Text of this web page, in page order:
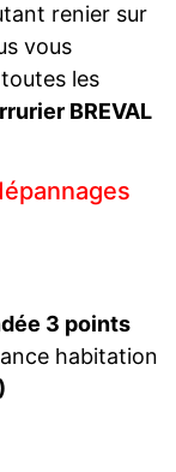
renier sur
vous
les
BREVAL
3 points
habitation